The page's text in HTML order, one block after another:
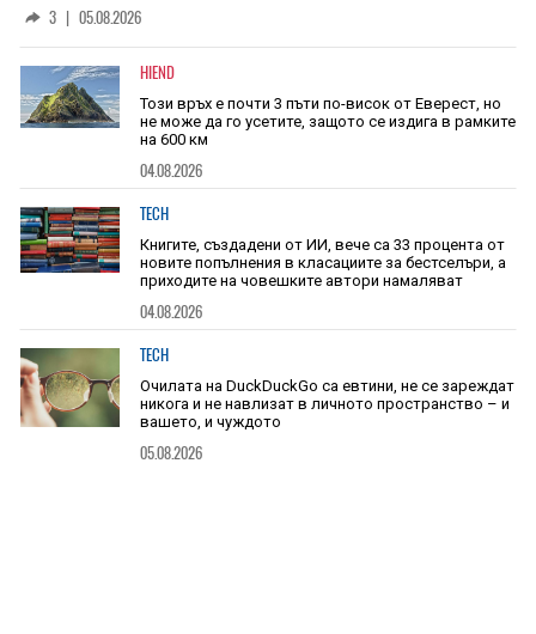
3 | 05.08.2026
HIEND
Този връх е почти 3 пъти по-висок от Еверест, но
не може да го усетите, защото се издига в рамките
на 600 км
04.08.2026
TECH
Книгите, създадени от ИИ, вече са 33 процента от
новите попълнения в класациите за бестселъри, а
приходите на човешките автори намаляват
04.08.2026
TECH
Очилата на DuckDuckGo са евтини, не се зареждат
никога и не навлизат в личното пространство – и
вашето, и чуждото
05.08.2026